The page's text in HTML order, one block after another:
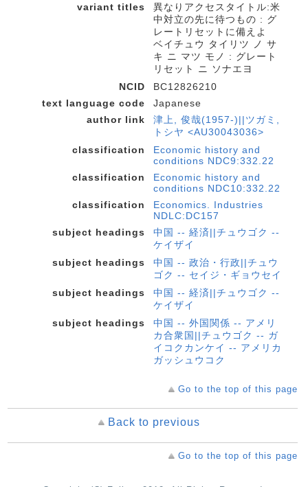
variant titles
異なりアクセスタイトル:米
中対立の先に待つもの : グ
レートリセットに備えよ
ベイチュウ タイリツ ノ サ
キ ニ マツ モノ : グレート
リセット ニ ソナエヨ
NCID
BC12826210
text language code
Japanese
author link
津上, 俊哉(1957-)||ツガミ,
トシヤ <AU30043036>
classification
Economic history and
conditions NDC9:332.22
classification
Economic history and
conditions NDC10:332.22
classification
Economics. Industries
NDLC:DC157
subject headings
中国 -- 経済||チュウゴク --
ケイザイ
subject headings
中国 -- 政治・行政||チュウ
ゴク -- セイジ・ギョウセイ
subject headings
中国 -- 経済||チュウゴク --
ケイザイ
subject headings
中国 -- 外国関係 -- アメリ
カ合衆国||チュウゴク -- ガ
イコクカンケイ -- アメリカ
ガッシュウコク
Go to the top of this page
Back to previous
Go to the top of this page